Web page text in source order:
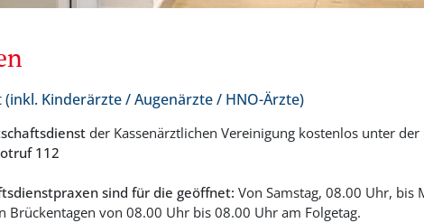
Kinderärzte / Augenärzte / HNO-Ärzte)
der Kassenärztlichen Vereinigung kostenlos unter
112
sind für die geöffnet: Von Samstag, 08.00 Uhr, bis
Brückentagen von 08.00 Uhr bis 08.00 Uhr am Folgetag.